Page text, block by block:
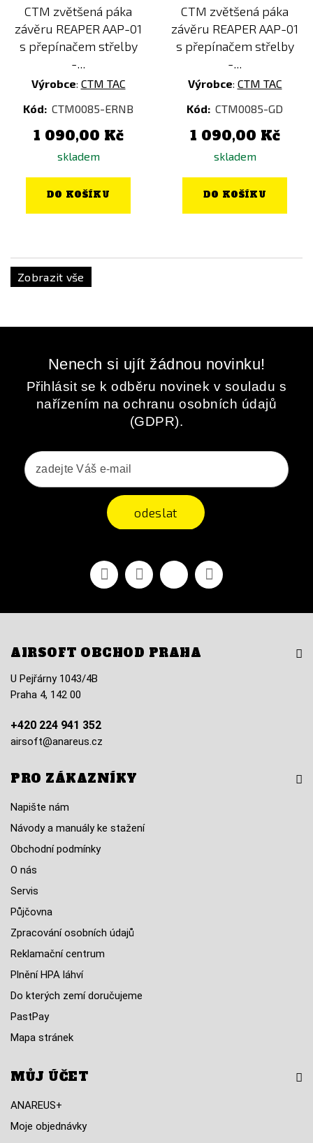
CTM zvětšená páka
závěru REAPER AAP-01
s přepínačem střelby
-...
Výrobce: CTM TAC
Kód: CTM0085-ERNB
1 090,00 Kč
skladem
DO KOŠÍKU
CTM zvětšená páka
závěru REAPER AAP-01
s přepínačem střelby
-...
Výrobce: CTM TAC
Kód: CTM0085-GD
1 090,00 Kč
skladem
DO KOŠÍKU
Zobrazit vše
Nenech si ujít žádnou novinku!
Přihlásit se k odběru novinek v souladu s
nařízením na ochranu osobních údajů
(GDPR).
odeslat
FacebookYouTubeVimeo Instagram
AIRSOFT OBCHOD PRAHA
U Pejřárny 1043/4B
Praha 4, 142 00
+420 224 941 352
airsoft@anareus.cz
PRO ZÁKAZNÍKY
Napište nám
Návody a manuály ke stažení
Obchodní podmínky
O nás
Servis
Půjčovna
Zpracování osobních údajů
Reklamační centrum
Plnění HPA láhví
Do kterých zemí doručujeme
PastPay
Mapa stránek
MŮJ ÚČET
ANAREUS+
Moje objednávky